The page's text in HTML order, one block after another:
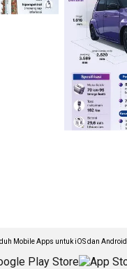
Mobile Apps untuk iOS dan Android